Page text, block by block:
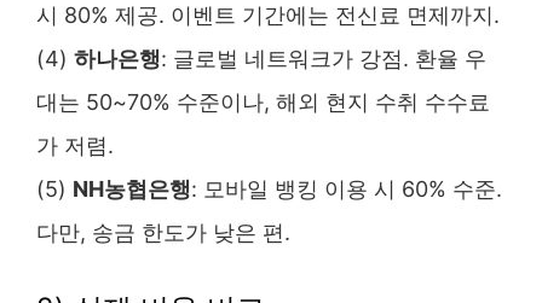
시 80% 제공. 이벤트 기간에는 전신료 면제까지.
(4) 하나은행: 글로벌 네트워크가 강점. 환율 우
대는 50~70% 수준이나, 해외 현지 수취 수수료
가 저렴.
(5) NH농협은행: 모바일 뱅킹 이용 시 60% 수준.
다만, 송금 한도가 낮은 편.